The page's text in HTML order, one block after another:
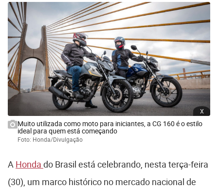
x
Muito utilizada como moto para iniciantes, a CG 160 é o estilo
ideal para quem está começando
Foto: Honda/Divulgação
A Honda do Brasil está celebrando, nesta terça-feira
(30), um marco histórico no mercado nacional de